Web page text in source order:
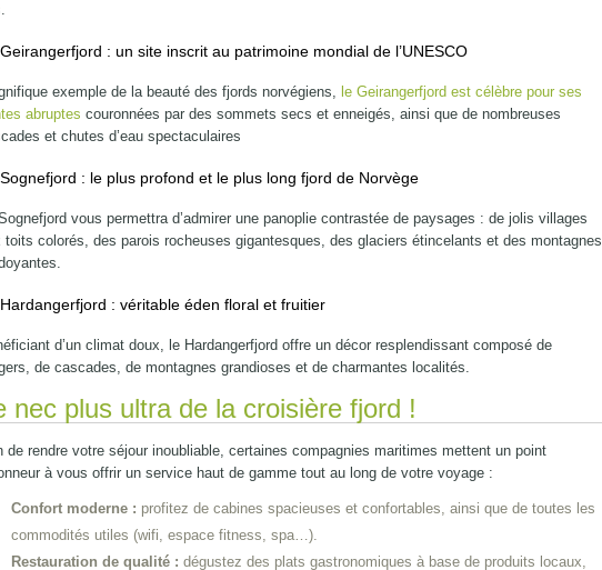
: un site inscrit au patrimoine mondial de l’UNESCO
exemple de la beauté des fjords norvégiens, le Geirangerfjord est célèbre pour ses
abruptes couronnées par des sommets secs et enneigés, ainsi que de nombreuses
et chutes d’eau spectaculaires
: le plus profond et le plus long fjord de Norvège
vous permettra d’admirer une panoplie contrastée de paysages : de jolis villages
toits colorés, des parois rocheuses gigantesques, des glaciers étincelants et des montagnes
: véritable éden floral et fruitier
d’un climat doux, le Hardangerfjord offre un décor resplendissant composé de
de cascades, de montagnes grandioses et de charmantes localités.
nec plus ultra de la croisière fjord !
de rendre votre séjour inoubliable, certaines compagnies maritimes mettent un point
à vous offrir un service haut de gamme tout au long de votre voyage :
Confort moderne : profitez de cabines spacieuses et confortables, ainsi que de toutes les
commodités utiles (wifi, espace fitness, spa…).
Restauration de qualité : dégustez des plats gastronomiques à base de produits locaux,